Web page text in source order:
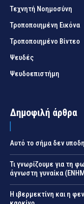
Τεχνητή Νοημοσύνη
Τροποποιημένη Εικόνα
Τροποποιημένο Βίντεο
Ψευδές
Ψευδοεπιστήμη
Δημοφιλή άρθρα
Αυτό το σήμα δεν
Τι γνωρίζουμε για τη
άγνωστη γυναίκα
Η ιβερμεκτίνη και η